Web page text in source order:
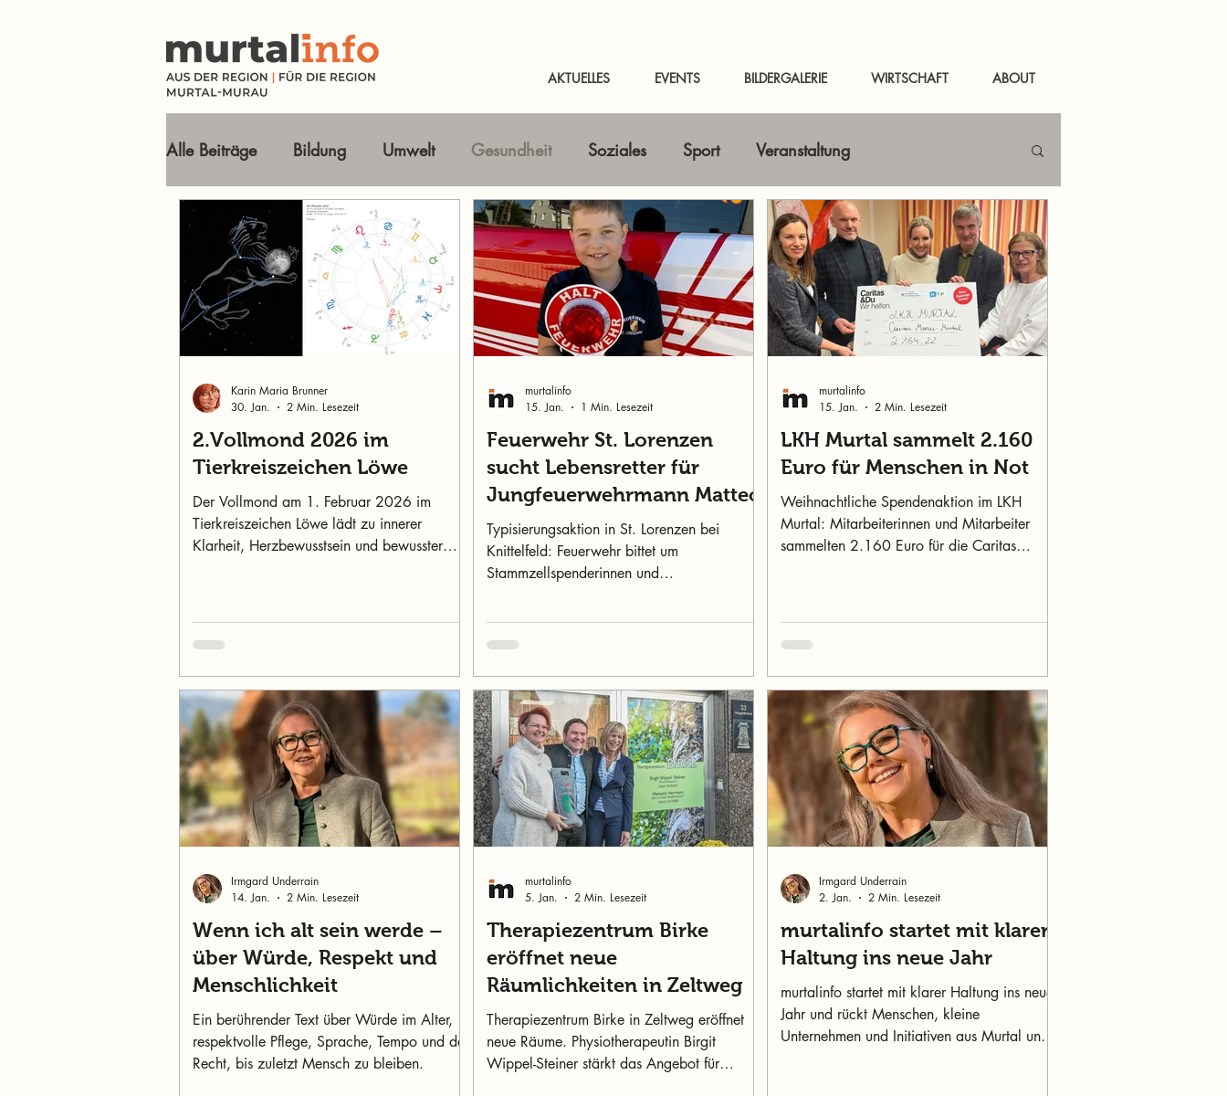
AKTUELLES EVENTS BILDERGALERIE WIRTSCHAFT ABOUT
Alle Beiträge Bildung Umwelt Gesundheit Soziales Sport Veranstaltung
Tourismus Ausflugsziele Horizont erweitern Gastbeitrag Kunst & Kultur Netzwerken
Wirtschaft Freizeit Online-Magazin News Murtal & Murau News Murtal News Murau
2.Vollmond 2026 im
Tierkreiszeichen Löwe
Der Vollmond am 1. Februar 2026 im
Tierkreiszeichen Löwe lädt zu innerer
Klarheit, Herzbewusstsein und bewusster
Karin Maria Brunner
30. Jan.
2 Min. Lesezeit
Feuerwehr St. Lorenzen
sucht Lebensretter für
Jungfeuerwehrmann Matteo
Typisierungsaktion in St. Lorenzen bei
Knittelfeld: Feuerwehr bittet um
Stammzellspenderinnen und
murtalinfo
15. Jan.
1 Min. Lesezeit
LKH Murtal sammelt 2.160
Euro für Menschen in Not
Weihnachtliche Spendenaktion im LKH
Murtal: Mitarbeiterinnen und Mitarbeiter
sammelten 2.160 Euro für die Caritas
murtalinfo
15. Jan.
2 Min. Lesezeit
Wenn ich alt sein werde –
über Würde, Respekt und
Menschlichkeit
Ein berührender Text über Würde im Alter,
respektvolle Pflege, Sprache, Tempo und das
Recht, bis zuletzt Mensch zu bleiben.
Irmgard Underrain
14. Jan.
2 Min. Lesezeit
Therapiezentrum Birke
eröffnet neue
Räumlichkeiten in Zeltweg
Therapiezentrum Birke in Zeltweg eröffnet
neue Räume. Physiotherapeutin Birgit
Wippel-Steiner stärkt das Angebot für
murtalinfo
5. Jan.
2 Min. Lesezeit
murtalinfo startet mit klarer
Haltung ins neue Jahr
murtalinfo startet mit klarer Haltung ins neue
Jahr und rückt Menschen, kleine
Unternehmen und Initiativen aus Murtal und
Irmgard Underrain
2. Jan.
2 Min. Lesezeit